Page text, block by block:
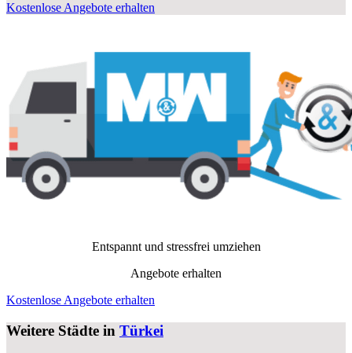
Kostenlose Angebote erhalten
Entspannt und stressfrei umziehen
Angebote erhalten
Kostenlose Angebote erhalten
Weitere Städte in Türkei